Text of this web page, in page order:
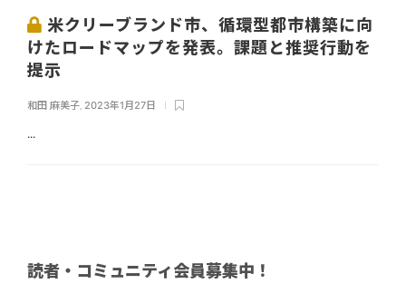
米クリーブランド市、循環型都市構築に向
けたロードマップを発表。課題と推奨行動を
提示
和田 麻美子, 2023年1月27日
...
読者・コミュニティ会員募集中！